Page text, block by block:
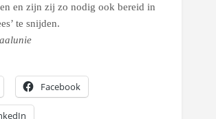
en zijn zij zo nodig ook bereid in
te snijden.
Facebook